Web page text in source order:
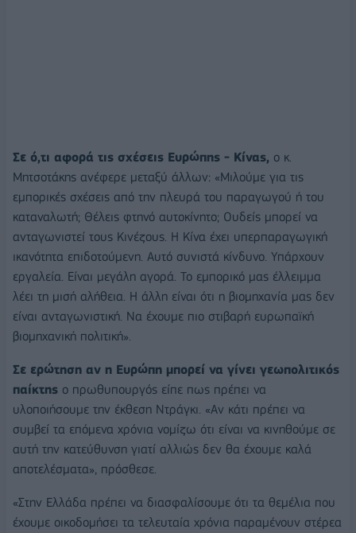
Σε ό,τι αφορά τις σχέσεις Ευρώπης - Κίνας, ο κ.
Μητσοτάκης ανέφερε μεταξύ άλλων: «Μιλούμε για τις
εμπορικές σχέσεις από την πλευρά του παραγωγού ή του
καταναλωτή; Θέλεις φτηνό αυτοκίνητο; Ουδείς μπορεί να
ανταγωνιστεί τους Κινέζους. Η Κίνα έχει υπερπαραγωγική
ικανότητα επιδοτούμενη. Αυτό συνιστά κίνδυνο. Υπάρχουν
εργαλεία. Είναι μεγάλη αγορά. Το εμπορικό μας έλλειμμα
λέει τη μισή αλήθεια. Η άλλη είναι ότι η βιομηχανία μας δεν
είναι ανταγωνιστική. Να έχουμε πιο στιβαρή ευρωπαϊκή
βιομηχανική πολιτική».
Σε ερώτηση αν η Ευρώπη μπορεί να γίνει γεωπολιτικός
παίκτης ο πρωθυπουργός είπε πως πρέπει να
υλοποιήσουμε την έκθεση Ντράγκι. «Αν κάτι πρέπει να
συμβεί τα επόμενα χρόνια νομίζω ότι είναι να κινηθούμε σε
αυτή την κατεύθυνση γιατί αλλιώς δεν θα έχουμε καλά
αποτελέσματα», πρόσθεσε.
«Στην Ελλάδα πρέπει να διασφαλίσουμε ότι τα θεμέλια που
έχουμε οικοδομήσει τα τελευταία χρόνια παραμένουν στέρεα